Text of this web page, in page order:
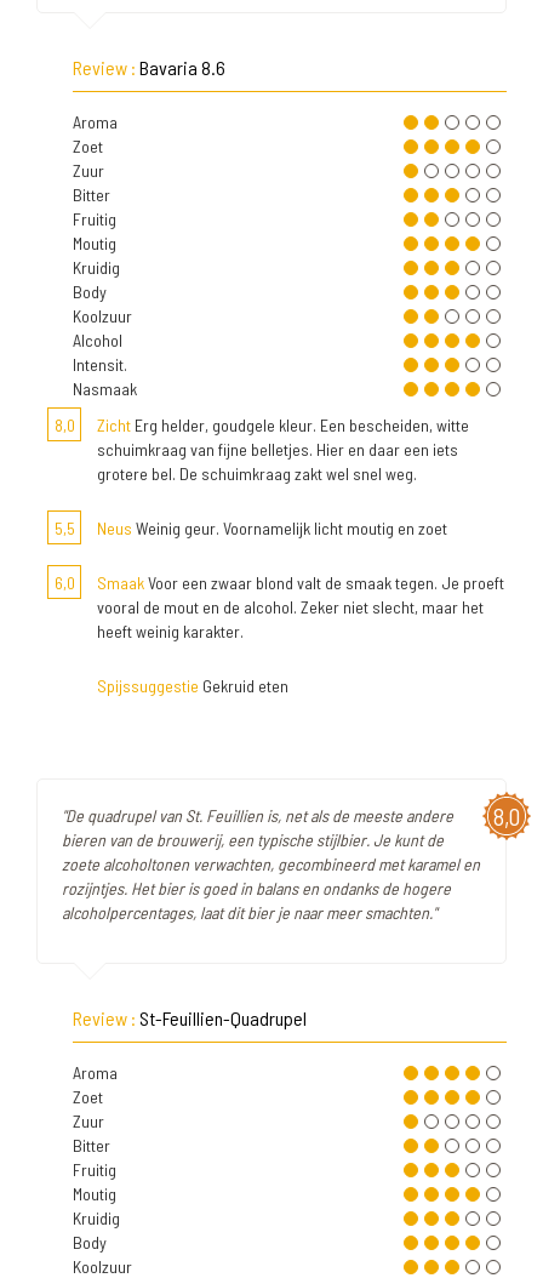
Review : Bavaria 8.6
Aroma
Zoet
Zuur
Bitter
Fruitig
Moutig
Kruidig
Body
Koolzuur
Alcohol
Intensit.
Nasmaak
8,0
Zicht Erg helder, goudgele kleur. Een bescheiden, witte
schuimkraag van fijne belletjes. Hier en daar een iets
grotere bel. De schuimkraag zakt wel snel weg.
5,5 Neus Weinig geur. Voornamelijk licht moutig en zoet
6,0 SmaakVoor een zwaar blond valt de smaak tegen. Je proeft
vooral de mout en de alcohol. Zeker niet slecht, maar het
heeft weinig karakter.
Spijssuggestie Gekruid eten
8,0
"De quadrupel van St. Feuillien is, net als de meeste andere
bieren van de brouwerij, een typische stijlbier. Je kunt de
zoete alcoholtonen verwachten, gecombineerd met karamel en
rozijntjes. Het bier is goed in balans en ondanks de hogere
alcoholpercentages, laat dit bier je naar meer smachten."
Review : St-Feuillien-Quadrupel
Aroma
Zoet
Zuur
Bitter
Fruitig
Moutig
Kruidig
Body
Koolzuur